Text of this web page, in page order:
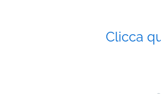
Clicca